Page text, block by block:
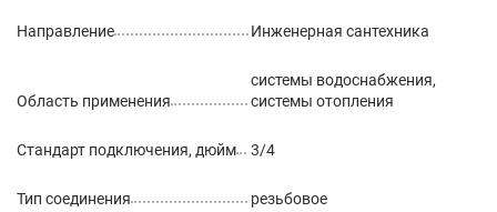
Направление Инженерная сантехника
Область применения
системы водоснабжения,
системы отопления
Стандарт подключения, дюйм 3/4
Тип соединения резьбовое